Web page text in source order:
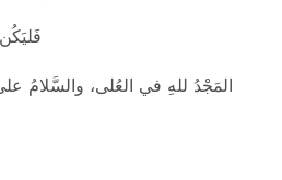
المَجْدُ للهِ في العُلى، والسَّلامُ